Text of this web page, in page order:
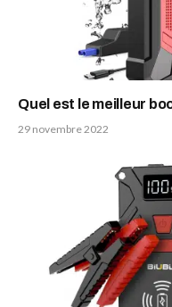
Quel est le meilleur
29 novembre 2022